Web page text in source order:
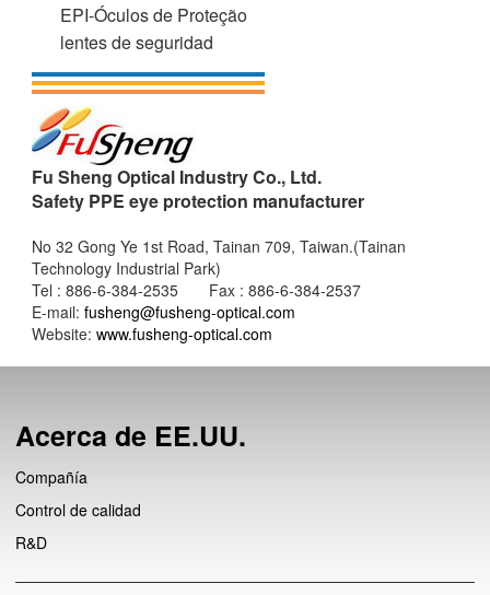
EPI-Óculos de Proteção
lentes de seguridad
Fu Sheng Optical Industry Co., Ltd.
Safety PPE eye protection manufacturer
No 32 Gong Ye 1st Road, Tainan 709, Taiwan.(Tainan
Technology Industrial Park)
Tel : 886-6-384-2535 Fax : 886-6-384-2537
E-mail: fusheng@fusheng-optical.com
Website: www.fusheng-optical.com
Acerca de EE.UU.
Compañía
Control de calidad
R&D